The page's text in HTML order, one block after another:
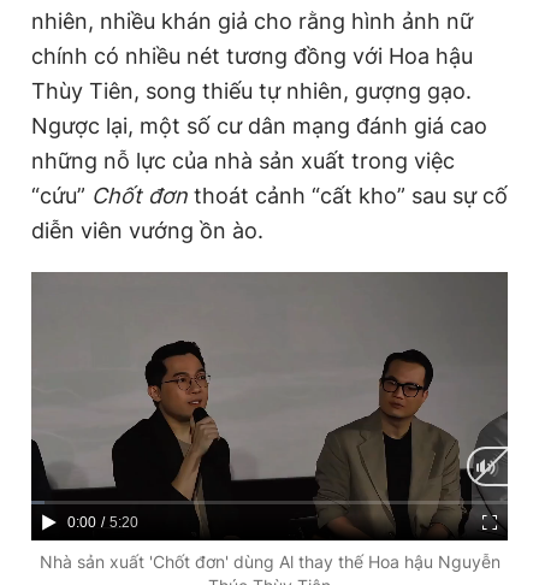
nhiên, nhiều khán giả cho rằng hình ảnh nữ
chính có nhiều nét tương đồng với Hoa hậu
Thùy Tiên, song thiếu tự nhiên, gượng gạo.
Ngược lại, một số cư dân mạng đánh giá cao
những nỗ lực của nhà sản xuất trong việc
“cứu” Chốt đơn thoát cảnh “cất kho” sau sự cố
diễn viên vướng ồn ào.
C
u
0:00 / D
u
5:20
Nhà sản xuất 'Chốt đơn' dùng Al thay thế Hoa hậu Nguyễn